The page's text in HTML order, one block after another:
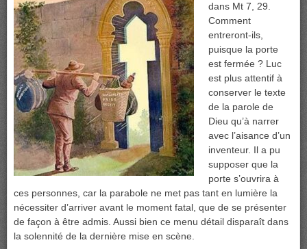
dans Mt 7, 29.
Comment
entreront-ils,
puisque la porte
est fermée ? Luc
est plus attentif à
conserver le texte
de la parole de
Dieu qu’à narrer
avec l’aisance d’un
inventeur. Il a pu
supposer que la
porte s’ouvrira à
ces personnes, car la parabole ne met pas tant en lumière la
nécessiter d’arriver avant le moment fatal, que de se présenter
de façon à être admis. Aussi bien ce menu détail disparaît dans
la solennité de la dernière mise en scène.